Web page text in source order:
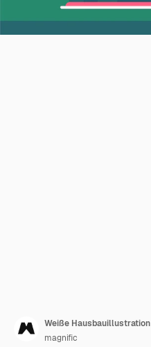
Weiße Hausbauillustration
magnific